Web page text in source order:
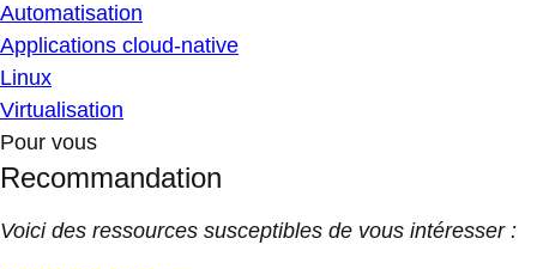
Automatisation
Applications cloud-native
Linux
Virtualisation
Pour vous
Recommandation
Voici des ressources susceptibles de vous intéresser :